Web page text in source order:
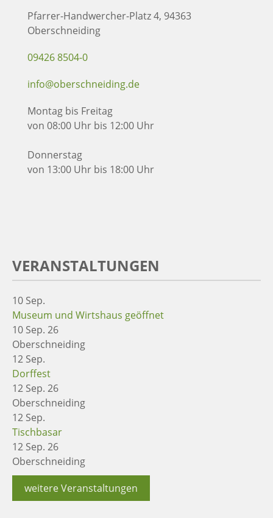
Pfarrer-Handwercher-Platz 4, 94363
Oberschneiding
09426 8504-0
info@oberschneiding.de
Montag bis Freitag
von 08:00 Uhr bis 12:00 Uhr
Donnerstag
von 13:00 Uhr bis 18:00 Uhr
VERANSTALTUNGEN
10 Sep.
Museum und Wirtshaus geöffnet
10 Sep. 26
Oberschneiding
12 Sep.
Dorffest
12 Sep. 26
Oberschneiding
12 Sep.
Tischbasar
12 Sep. 26
Oberschneiding
weitere Veranstaltungen